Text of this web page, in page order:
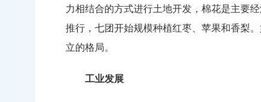
力相结合的方式进行土地开发，棉花是主要
推行，七团开始规模种植红枣、苹果和香梨
立的格局。
工业发展